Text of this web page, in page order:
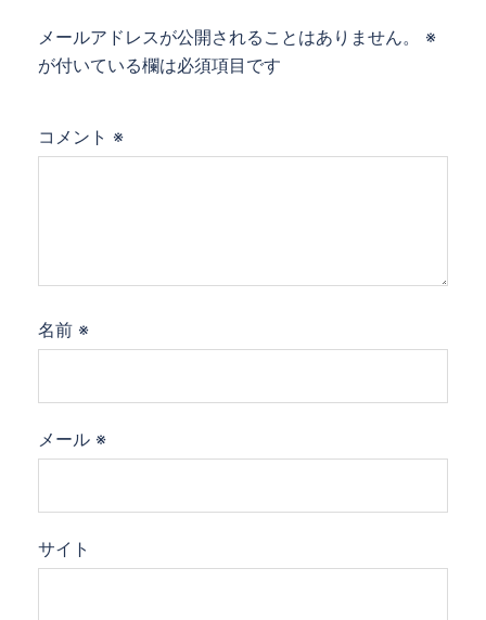
ンメールアドレスが公開されることはありません。
※
が付いている欄は必須項目です
コメント ※
名前 ※
メール ※
サイト